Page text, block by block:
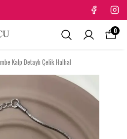
0
Kalp Detaylı Çelik Halhal